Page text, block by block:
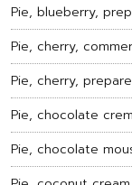
Pie, blueberry,
Pie, cherry,
Pie, cherry,
Pie, chocolate
Pie, chocolate